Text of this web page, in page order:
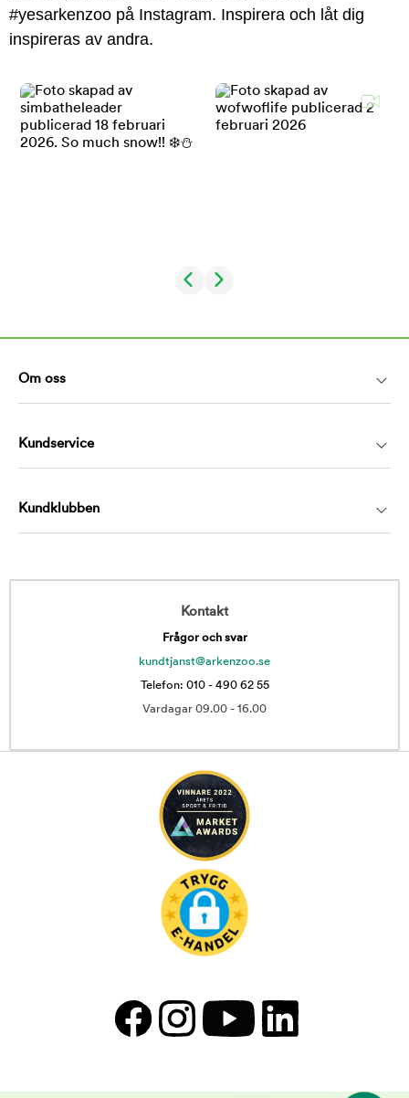
#yesarkenzoo på Instagram. Inspirera och låt dig
inspireras av andra.
Om oss
Kundservice
Kundklubben
Kontakt
Frågor och svar
kundtjanst@arkenzoo.se
Telefon: 010 - 490 62 55
Vardagar 09.00 - 16.00